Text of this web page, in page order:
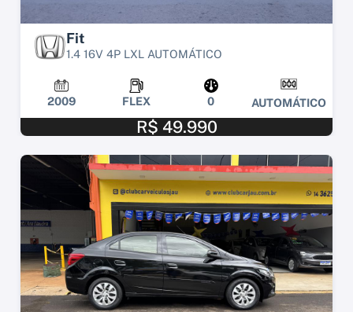
Fit
1.4 16V 4P LXL AUTOMÁTICO
2009 FLEX 0 AUTOMÁTICO
R$ 49.990